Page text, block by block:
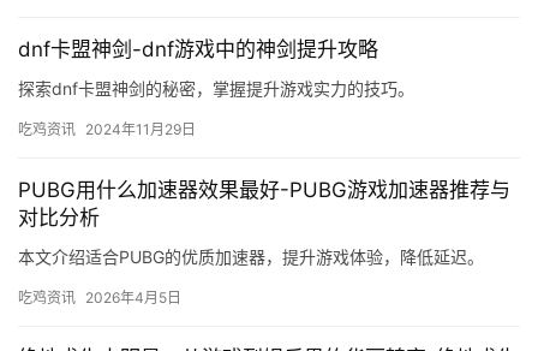
dnf卡盟神剑-dnf游戏中的神剑提升攻略
探索dnf卡盟神剑的秘密，掌握提升游戏实力的技巧。
吃鸡资讯 2024年11月29日
PUBG用什么加速器效果最好-PUBG游戏加速器推荐与
对比分析
本文介绍适合PUBG的优质加速器，提升游戏体验，降低延迟。
吃鸡资讯 2026年4月5日